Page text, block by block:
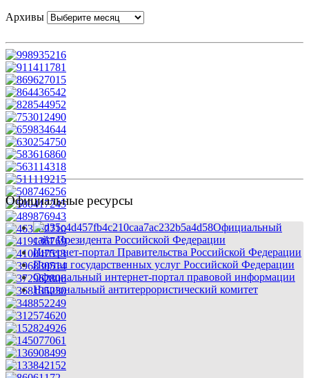
Архивы
Официальные ресурсы
Официальный
сайт Президента Российской Федерации
Интернет-портал Правительства Российской Федерации
Портал государственных услуг Российской Федерации
Официальный интернет-портал правовой информации
Национальный антитеррористический комитет